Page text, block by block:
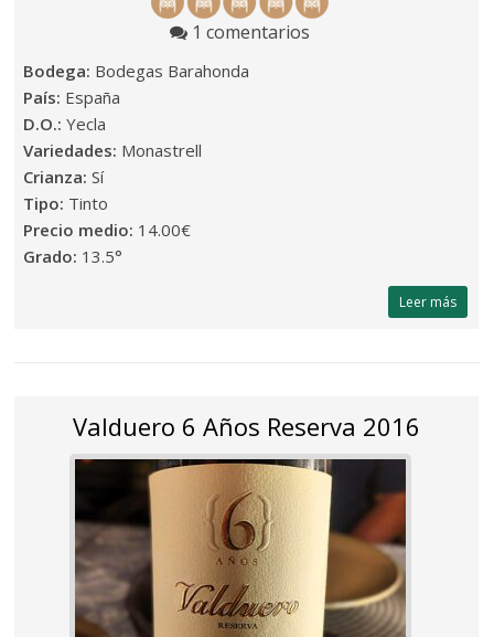
1 comentarios
Bodega: Bodegas Barahonda
País: España
D.O.:Yecla
Variedades: Monastrell
Crianza:Sí
Tipo: Tinto
Precio medio: 14.00€
Grado: 13.5°
Leer más
Valduero 6 Años Reserva 2016